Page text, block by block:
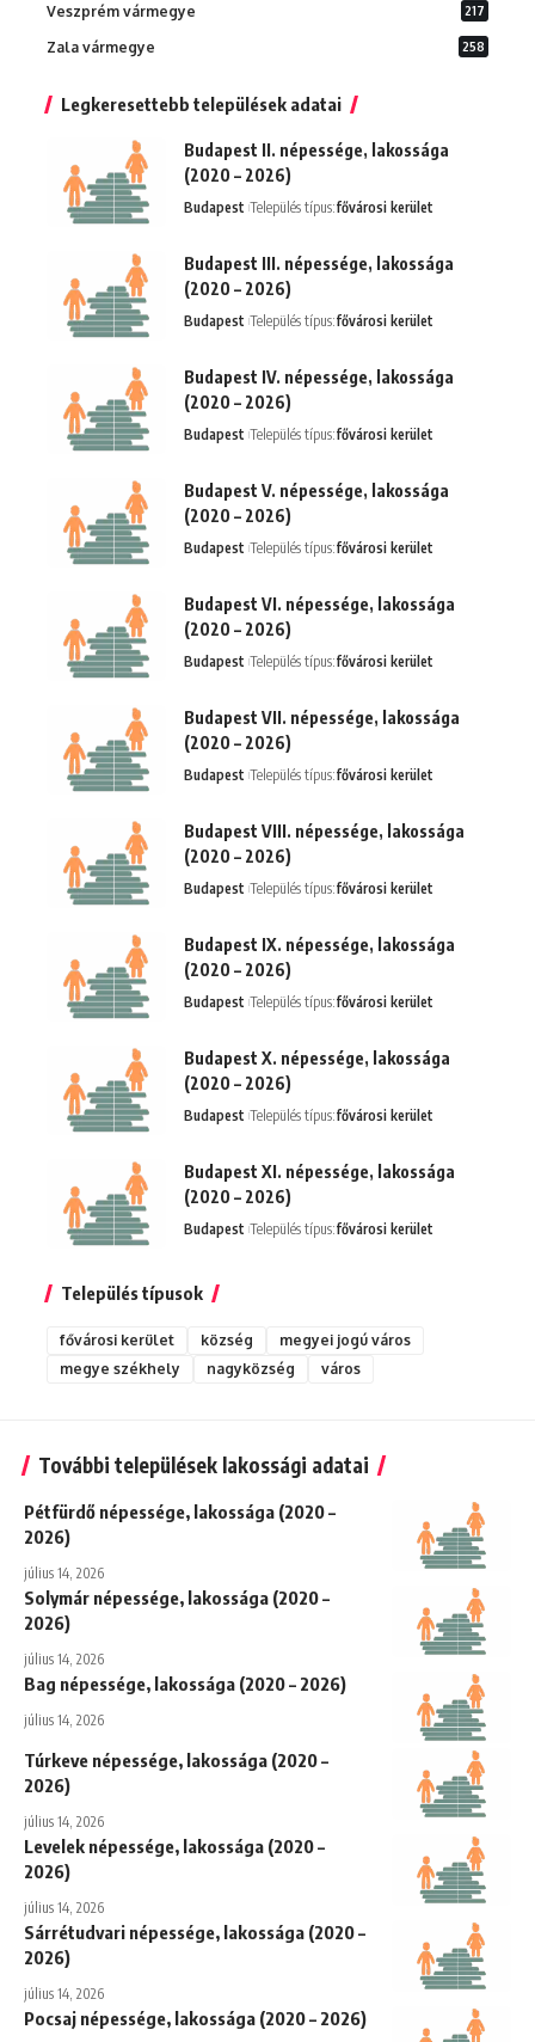
Veszprém vármegye 217
Zala vármegye 258
Legkeresettebb települések adatai
Budapest II. népessége, lakossága
(2020 – 2026)
Budapest Település típus:fővárosi kerület
Budapest III. népessége, lakossága
(2020 – 2026)
Budapest Település típus:fővárosi kerület
Budapest IV. népessége, lakossága
(2020 – 2026)
Budapest Település típus:fővárosi kerület
Budapest V. népessége, lakossága
(2020 – 2026)
Budapest Település típus:fővárosi kerület
Budapest VI. népessége, lakossága
(2020 – 2026)
Budapest Település típus:fővárosi kerület
Budapest VII. népessége, lakossága
(2020 – 2026)
Budapest Település típus:fővárosi kerület
Budapest VIII. népessége, lakossága
(2020 – 2026)
Budapest Település típus:fővárosi kerület
Budapest IX. népessége, lakossága
(2020 – 2026)
Budapest Település típus:fővárosi kerület
Budapest X. népessége, lakossága
(2020 – 2026)
Budapest Település típus:fővárosi kerület
Budapest XI. népessége, lakossága
(2020 – 2026)
Budapest Település típus:fővárosi kerület
Település típusok
fővárosi kerület község
megyei jogú város
megye székhely
nagyközség város
További települések lakossági adatai
Pétfürdő népessége, lakossága (2020 –
2026)
július 14, 2026
Solymár népessége, lakossága (2020 –
2026)
július 14, 2026
Bag népessége, lakossága (2020 – 2026)
július 14, 2026
Túrkeve népessége, lakossága (2020 –
2026)
július 14, 2026
Levelek népessége, lakossága (2020 –
2026)
július 14, 2026
Sárrétudvari népessége, lakossága (2020 –
2026)
július 14, 2026
Pocsaj népessége, lakossága (2020 – 2026)